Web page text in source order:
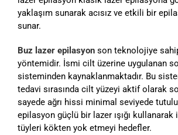
yaklaşım sunarak acısız ve etkili bir
sunar.
Buz lazer epilasyon son teknolojiye
yöntemidir. İsmi cilt üzerine uygulanan
sisteminden kaynaklanmaktadır. Bu
tedavi sırasında cilt yüzeyi aktif olarak
sayede ağrı hissi minimal seviyede
epilasyon güçlü bir lazer ışığı kullanarak
tüyleri kökten yok etmeyi hedefler.